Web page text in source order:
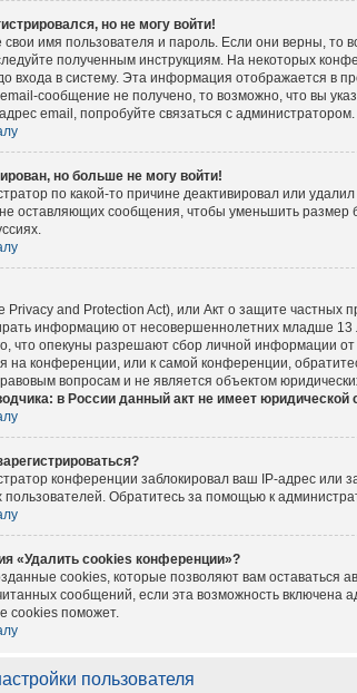
но не могу войти!
имя пользователя и пароль. Если они верны, то
полученным инструкциям. На некоторых
входа в систему. Эта информация отображается в
сообщение не получено, то возможно, что вы
email, попробуйте связаться с администратором.
но больше не могу войти!
по какой-то причине деактивировал или
оставляющих сообщения, чтобы уменьшить размер
Privacy and Protection Act), или Акт о защите
информацию от несовершеннолетних младше 13
что опекуны разрешают сбор личной информации
на конференции, или к самой конференции,
вопросам и не является объектом
в России данный акт не имеет юридической
конференции заблокировал ваш IP-адрес или
пользователей. Обратитесь за помощью к
«Удалить cookies конференции»?
cookies, которые позволяют вам оставаться
сообщений, если эта возможность
cookies поможет.
пользователя